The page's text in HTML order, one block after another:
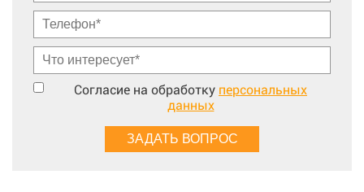
Согласие на обработку персональных
данных